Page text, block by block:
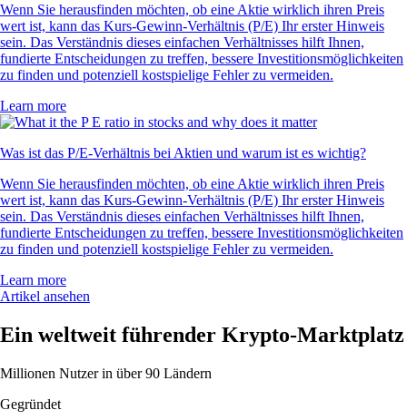
Wenn Sie herausfinden möchten, ob eine Aktie wirklich ihren Preis
wert ist, kann das Kurs-Gewinn-Verhältnis (P/E) Ihr erster Hinweis
sein. Das Verständnis dieses einfachen Verhältnisses hilft Ihnen,
fundierte Entscheidungen zu treffen, bessere Investitionsmöglichkeiten
zu finden und potenziell kostspielige Fehler zu vermeiden.
Learn more
Was ist das P/E-Verhältnis bei Aktien und warum ist es wichtig?
Wenn Sie herausfinden möchten, ob eine Aktie wirklich ihren Preis
wert ist, kann das Kurs-Gewinn-Verhältnis (P/E) Ihr erster Hinweis
sein. Das Verständnis dieses einfachen Verhältnisses hilft Ihnen,
fundierte Entscheidungen zu treffen, bessere Investitionsmöglichkeiten
zu finden und potenziell kostspielige Fehler zu vermeiden.
Learn more
Artikel ansehen
Ein weltweit führender Krypto-Marktplatz
Millionen Nutzer in über 90 Ländern
Gegründet